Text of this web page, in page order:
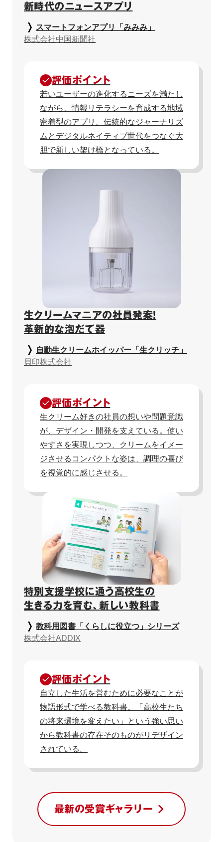
新時代のニュースアプリ
スマートフォンアプリ「みみみ」
株式会社中国新聞社
評価ポイント
若いユーザーの進化するニーズを満たし
ながら、情報リテラシーを育成する地域
密着型のアプリ。伝統的なジャーナリズ
ムとデジタルネイティブ世代をつなぐ大
胆で新しい架け橋となっている。
生クリームマニアの社員発案！
革新的な泡だて器
自動生クリームホイッパー「生クリッチ」
貝印株式会社
評価ポイント
生クリーム好きの社員の想いや問題意識
が、デザイン・開発を支えている。使い
やすさを実現しつつ、クリームをイメー
ジさせるコンパクトな姿は、調理の喜び
を視覚的に感じさせる。
特別支援学校に通う高校生の
生きる力を育む、新しい教科書
教科用図書「くらしに役立つ」シリーズ
株式会社ADDIX
評価ポイント
自立した生活を営むために必要なことが
物語形式で学べる教科書。「高校生たち
の将来環境を変えたい」という強い思い
から教科書の存在そのものがリデザイン
されている。
最新の受賞ギャラリー